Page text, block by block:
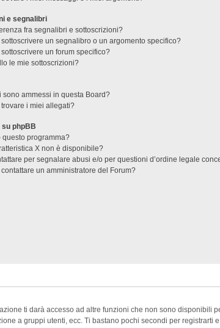
e segnalibri
fra segnalibri e sottoscrizioni?
un segnalibro o un argomento specifico?
un forum specifico?
le mie sottoscrizioni?
sono ammessi in questa Board?
i miei allegati?
phpBB
questo programma?
X non è disponibile?
per segnalare abusi e/o per questioni d’ordine legale
un amministratore del Forum?
ti darà accesso ad altre funzioni che non sono disponibili
a gruppi utenti, ecc. Ti bastano pochi secondi per registrarti